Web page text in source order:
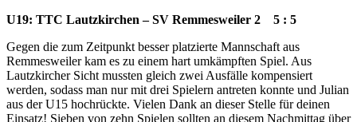
U19: TTC Lautzkirchen – SV Remmesweiler 2 5 : 5
Gegen die zum Zeitpunkt besser platzierte Mannschaft aus
Remmesweiler kam es zu einem hart umkämpften Spiel. Aus
Lautzkircher Sicht mussten gleich zwei Ausfälle kompensiert
werden, sodass man nur mit drei Spielern antreten konnte und Julian
aus der U15 hochrückte. Vielen Dank an dieser Stelle für deinen
Einsatz! Sieben von zehn Spielen sollten an diesem Nachmittag über